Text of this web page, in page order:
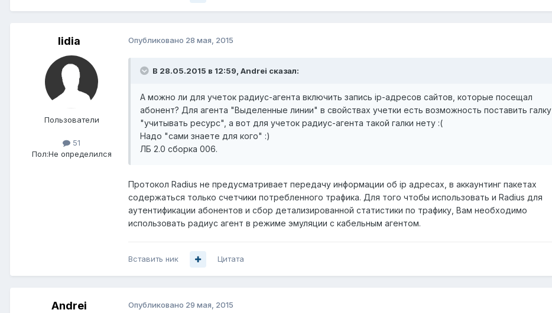
lidia
Пользователи
51
Пол:Не определился
Опубликовано 28 мая, 2015
В 28.05.2015 в 12:59, Andrei сказал:
А можно ли для учеток радиус-агента включить запись ip-адресов сайтов, которые посещал
абонент? Для агента "Выделенные линии" в свойствах учетки есть возможность поставить галку
"учитывать ресурс", а вот для учеток радиус-агента такой галки нету :(
Надо "сами знаете для кого" :)
ЛБ 2.0 сборка 006.
Протокол Radius не предусматривает передачу информации об ip адресах, в аккаунтинг пакетах
содержаться только счетчики потребленного трафика. Для того чтобы использовать и Radius для
аутентификации абонентов и сбор детализированной статистики по трафику, Вам необходимо
использовать радиус агент в режиме эмуляции с кабельным агентом.
Вставить ник Цитата
Andrei Опубликовано 29 мая, 2015